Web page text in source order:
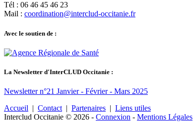
Tél : 06 46 45 46 23
Mail : coordination@interclud-occitanie.fr
Avec le soutien de :
La Newsletter d'InterCLUD Occitanie :
Newsletter n°21 Janvier - Février - Mars 2025
Accueil | Contact | Partenaires | Liens utiles
Interclud Occitanie © 2026 - Connexion - Mentions Légales